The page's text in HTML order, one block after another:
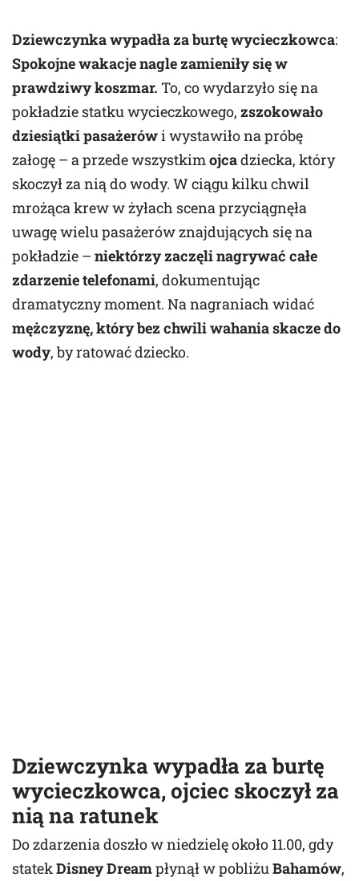
Dziewczynka wypadła za burtę wycieczkowca:
Spokojne wakacje nagle zamieniły się w
prawdziwy koszmar. To, co wydarzyło się na
pokładzie statku wycieczkowego, zszokowało
dziesiątki pasażerówi wystawiło na próbę
załogę – a przede wszystkimojcadziecka, który
skoczył za nią do wody. W ciągu kilku chwil
mrożąca krew w żyłach scena przyciągnęła
uwagę wielu pasażerów znajdujących się na
pokładzie – niektórzy zaczęli nagrywać całe
zdarzenie telefonami, dokumentując
dramatyczny moment. Na nagraniach widać
mężczyznę, który bez chwili wahania skacze do
wody, by ratować dziecko.
Dziewczynka wypadła za burtę
wycieczkowca, ojciec skoczył za
nią na ratunek
Do zdarzenia doszło w niedzielę około 11.00, gdy
statekDisney Dreampłynął w pobliżu Bahamów,